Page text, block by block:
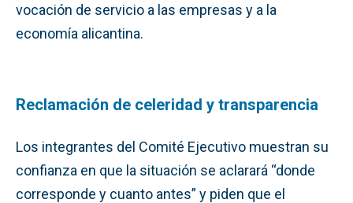
vocación de servicio a las empresas y a la
economía alicantina.
Reclamación de celeridad y transparencia
Los integrantes del Comité Ejecutivo muestran su
confianza en que la situación se aclarará “donde
corresponde y cuanto antes” y piden que el